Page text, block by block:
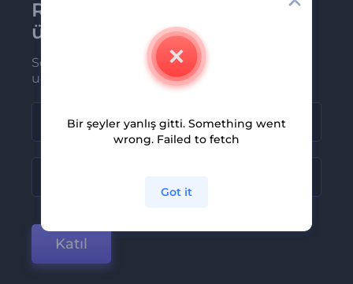
Renderforest bültenine
üye olun
Son haber ve tekliflerimiz ilk olarak size
ulaşsın
Katıl
Bir şeyler yanlış gitti. Something went
wrong. Failed to fetch
Got it